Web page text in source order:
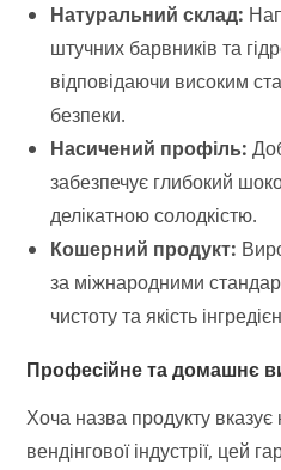
Натуральний склад:
штучних барвників та
відповідаючи високим
безпеки.
Насичений профіль:
забезпечує глибокий
делікатною солодкістю.
Кошерний продукт:
за міжнародними
чистоту та якість
Професійне та домашнє
Хоча назва продукту
вендінгової індустрії, цей